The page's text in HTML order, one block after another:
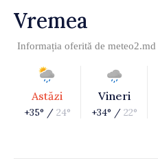
Vremea
Informația oferită de meteo2.md
Astăzi
+35° / 24°
Vineri
+34° / 22°